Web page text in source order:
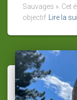
Sauvages ». Cet
objectif
Lire la